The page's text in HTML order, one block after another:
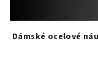
Dámské ocelové